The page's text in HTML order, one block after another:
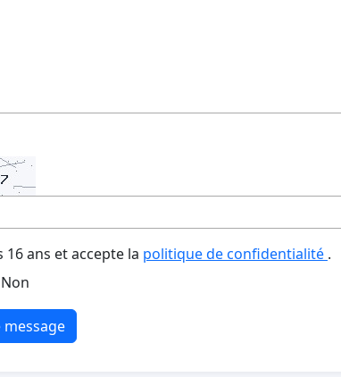
16 ans et accepte la politique de confidentialité .
Non
message